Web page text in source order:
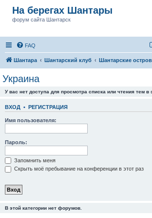
На берегах Шантары
форум сайта Шантарск
FAQ
Шантара Шантарский клуб Шантарские
Украина
У вас нет доступа для просмотра списка или чтения тем в
ВХОД • РЕГИСТРАЦИЯ
Имя пользователя:
Пароль:
Запомнить меня
Скрыть моё пребывание на конференции в этот раз
В этой категории нет форумов.